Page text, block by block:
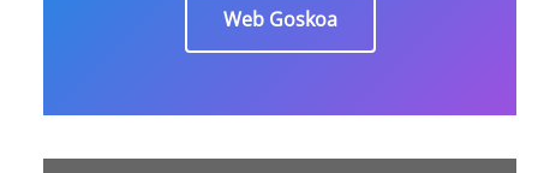
Web Goskoa